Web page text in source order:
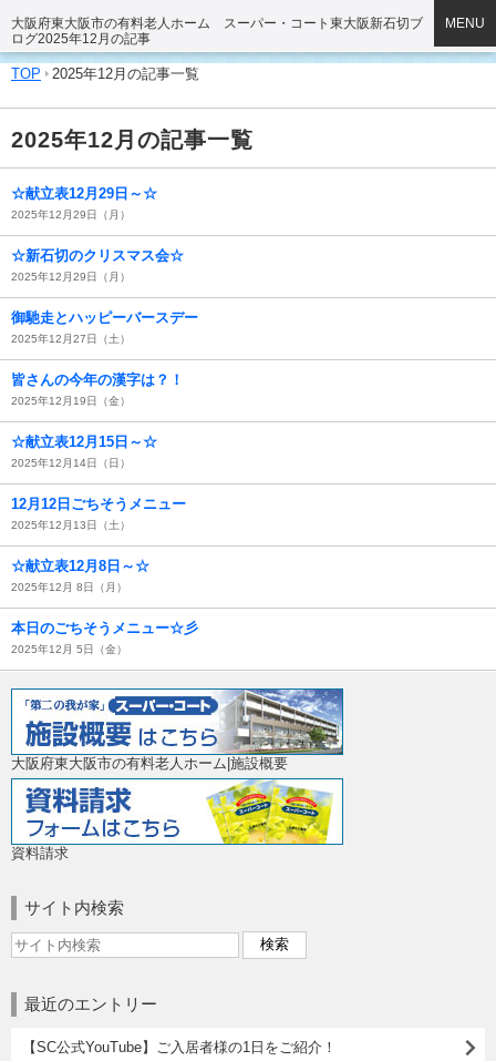
大阪府東大阪市の有料老人ホーム スーパー・コート東大阪新石切ブ
ログ2025年12月の記事
MENU
TOP 2025年12月の記事一覧
2025年12月の記事一覧
☆献立表12月29日～☆
2025年12月29日（月）
☆新石切のクリスマス会☆
2025年12月29日（月）
御馳走とハッピーバースデー
2025年12月27日（土）
皆さんの今年の漢字は？！
2025年12月19日（金）
☆献立表12月15日～☆
2025年12月14日（日）
12月12日ごちそうメニュー
2025年12月13日（土）
☆献立表12月8日～☆
2025年12月 8日（月）
本日のごちそうメニュー☆彡
2025年12月 5日（金）
大阪府東大阪市の有料老人ホーム|施設概要
資料請求
サイト内検索
最近のエントリー
【SC公式YouTube】ご入居者様の1日をご紹介！